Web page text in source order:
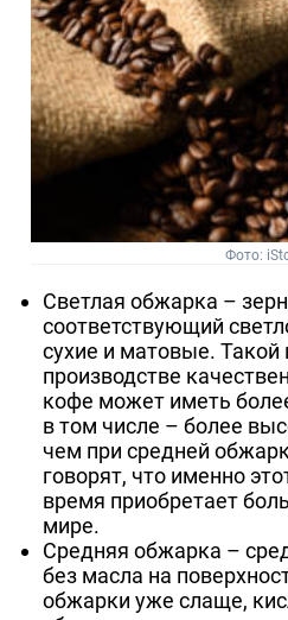
Фото:
Светлая обжарка –
соответствующий
сухие и матовые.
производстве
кофе может иметь
в том числе – более
чем при средней
говорят, что именно
время приобретает
мире.
Средняя обжарка –
без масла на
обжарки уже слаще,